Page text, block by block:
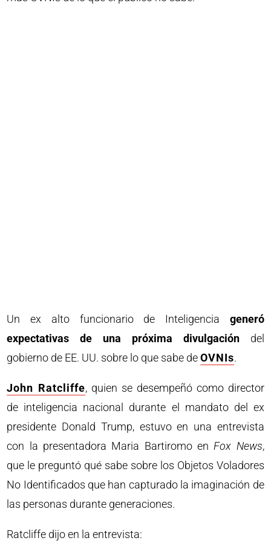
Un ex alto funcionario de Inteligencia generó
expectativas de una próxima divulgacióndel
gobierno de EE. UU. sobre lo que sabe deOVNIs.
John Ratcliffe, quien se desempeñó como director
de inteligencia nacional durante el mandato del ex
presidente Donald Trump, estuvo en una entrevista
con la presentadora Maria Bartiromo en Fox News,
que le preguntó qué sabe sobre los Objetos Voladores
No Identificados que han capturado la imaginación de
las personas durante generaciones.
Ratcliffe dijo en la entrevista: